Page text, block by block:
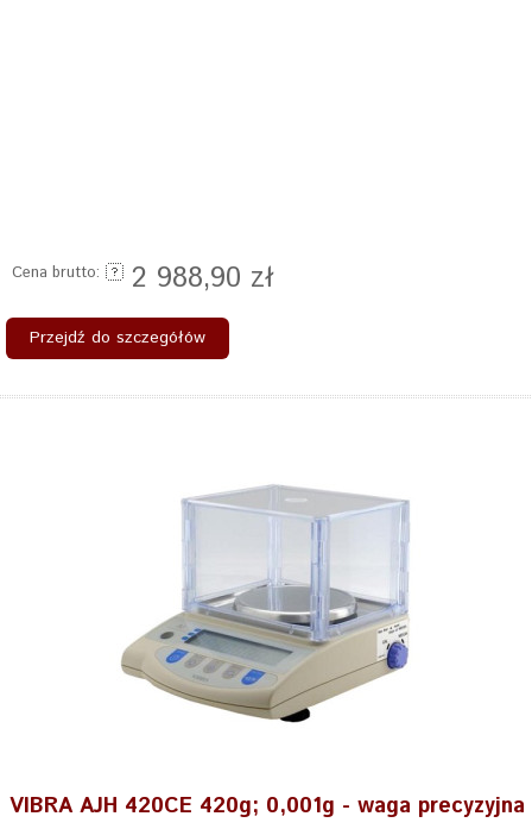
Cena brutto: 2 988,90 zł
Przejdź do szczegółów
VIBRA AJH 420CE 420g; 0,001g - waga precyzyjna